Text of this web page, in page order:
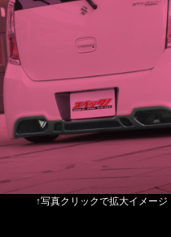
↑写真クリックで拡大イメージ